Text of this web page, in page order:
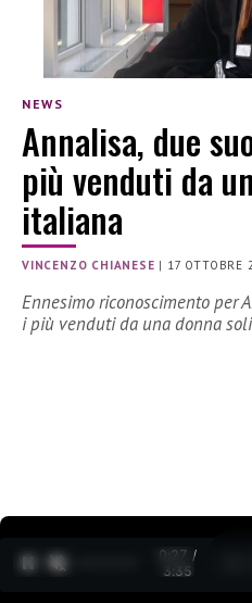
NEWS
Annalisa, due
più venduti da
italiana
VINCENZO CHIANESE | 17 OTTOBRE
Ennesimo riconoscimento per
i più venduti da una donna
0:28 /
3:35